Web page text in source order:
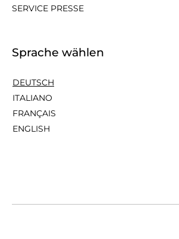
SERVICE PRESSE
Sprache wählen
DEUTSCH
ITALIANO
FRANÇAIS
ENGLISH